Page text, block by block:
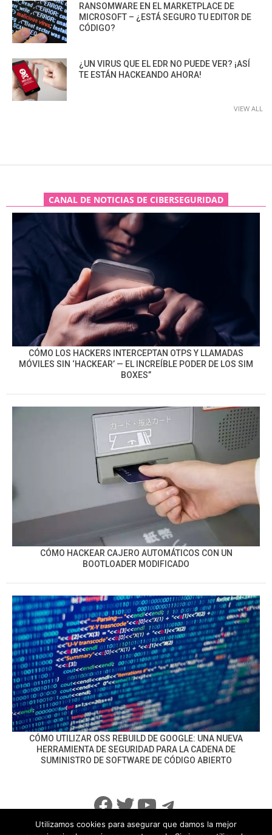
RANSOMWARE EN EL MARKETPLACE DE
MICROSOFT – ¿ESTÁ SEGURO TU EDITOR DE
CÓDIGO?
¿UN VIRUS QUE EL EDR NO PUEDE VER? ¡ASÍ
TE ESTÁN HACKEANDO AHORA!
VIEW ALL
CANAL DE NOTICIAS DE CIBERSEGURIDAD
CÓMO LOS HACKERS INTERCEPTAN OTPS Y LLAMADAS
MÓVILES SIN ‘HACKEAR’ — EL INCREÍBLE PODER DE LOS SIM
BOXES”
CÓMO HACKEAR CAJERO AUTOMÁTICOS CON UN
BOOTLOADER MODIFICADO
CÓMO UTILIZAR OSS REBUILD DE GOOGLE: UNA NUEVA
HERRAMIENTA DE SEGURIDAD PARA LA CADENA DE
SUMINISTRO DE SOFTWARE DE CÓDIGO ABIERTO
Facebook
Twitter
YouTube
Telegram
Utilizamos cookies para asegurar que damos la mejor